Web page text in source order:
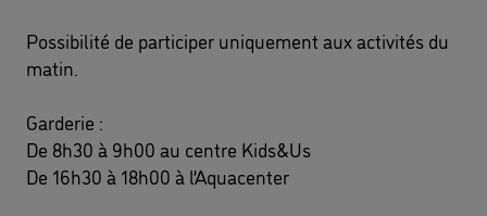
Possibilité de participer uniquement aux activités du
matin.
Garderie :
De 8h30 à 9h00 au centre Kids&Us
De 16h30 à 18h00 à l’Aquacenter